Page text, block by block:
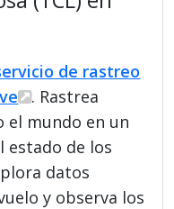
de rastreo
. Rastrea
el mundo en un
estado de los
datos
y observa los